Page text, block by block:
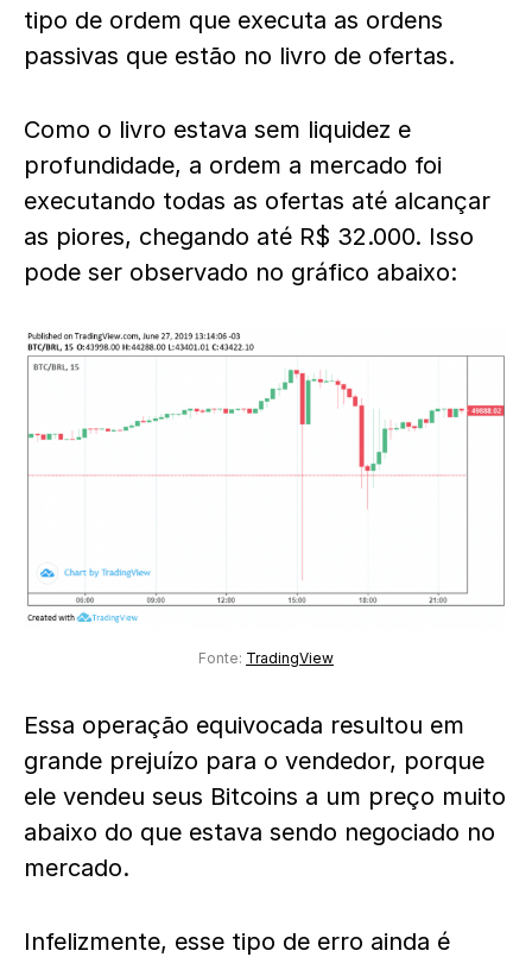
tipo de ordem que executa as ordens
passivas que estão no livro de ofertas.
Como o livro estava sem liquidez e
profundidade, a ordem a mercado foi
executando todas as ofertas até alcançar
as piores, chegando até R$ 32.000. Isso
pode ser observado no gráfico abaixo:
Fonte: TradingView
Essa operação equivocada resultou em
grande prejuízo para o vendedor, porque
ele vendeu seus Bitcoins a um preço muito
abaixo do que estava sendo negociado no
mercado.
Infelizmente, esse tipo de erro ainda é